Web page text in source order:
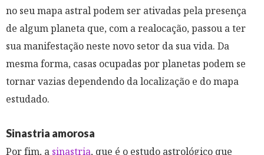
no seu mapa astral podem ser ativadas pela presença
de algum planeta que, com a realocação, passou a ter
sua manifestação neste novo setor da sua vida. Da
mesma forma, casas ocupadas por planetas podem se
tornar vazias dependendo da localização e do mapa
estudado.
Sinastria amorosa
Por fim, a sinastria, que é o estudo astrológico que